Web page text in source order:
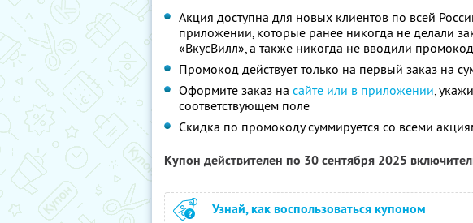
Акция доступна для новых клиентов по всей
приложении, которые ранее никогда не делали
«ВкусВилл», а также никогда не вводили
Промокод действует только на первый заказ на
Оформите заказ на сайте или в приложении,
соответствующем поле
Скидка по промокоду суммируется со всеми
Купон действителен по 30 сентября 2025
Узнай, как воспользоваться купоном